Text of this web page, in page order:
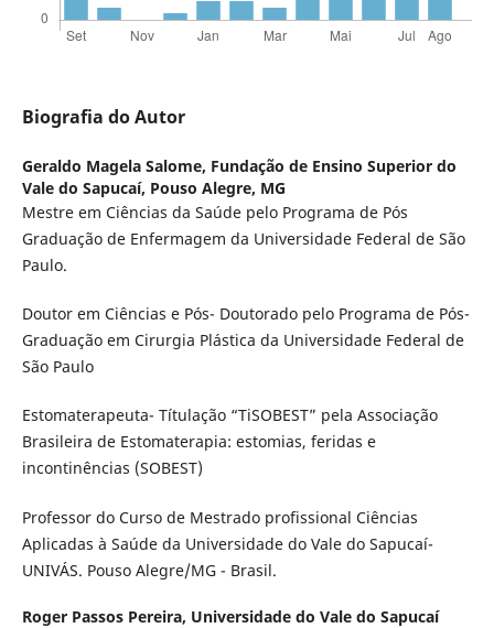
Biografia do Autor
Geraldo Magela Salome, Fundação de Ensino Superior do
Vale do Sapucaí, Pouso Alegre, MG
Mestre em Ciências da Saúde pelo Programa de Pós
Graduação de Enfermagem da Universidade Federal de São
Paulo.
Doutor em Ciências e Pós- Doutorado pelo Programa de Pós-
Graduação em Cirurgia Plástica da Universidade Federal de
São Paulo
Estomaterapeuta- Títulação “TiSOBEST” pela Associação
Brasileira de Estomaterapia: estomias, feridas e
incontinências (SOBEST)
Professor do Curso de Mestrado profissional Ciências
Aplicadas à Saúde da Universidade do Vale do Sapucaí-
UNIVÁS. Pouso Alegre/MG - Brasil.
Roger Passos Pereira, Universidade do Vale do Sapucaí